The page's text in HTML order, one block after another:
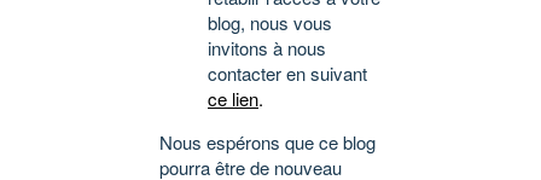
blog, nous vous
invitons à nous
contacter en suivant
ce lien.
Nous espérons que ce blog
pourra être de nouveau